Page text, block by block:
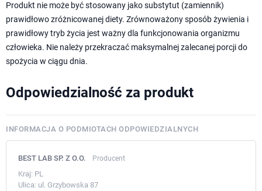
Produkt nie może być stosowany jako substytut (zamiennik)
prawidłowo zróżnicowanej diety. Zrównoważony sposób żywienia i
prawidłowy tryb życia jest ważny dla funkcjonowania organizmu
człowieka. Nie należy przekraczać maksymalnej zalecanej porcji do
spożycia w ciągu dnia.
Odpowiedzialność za produkt
INFORMACJA O PODMIOTACH ODPOWIEDZIALNYCH
BEST LAB SP. Z O.O. Producent
Kraj: PL
Ulica: ul. Grzybowska 87